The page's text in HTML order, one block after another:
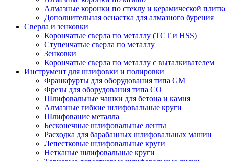
Алмазные коронки по стеклу и керамической
Дополнительная оснастка для алмазного бурения
Сверла и зенковки
Корончатые сверла по металлу (TCT и HSS)
Ступенчатые сверла по металлу
Зенковки
Корончатые сверла по металлу c выталкивателем
Инструмент для шлифовки и полировки
Франкфурты для оборудования типа GM
Фрезы для оборудования типа СО
Шлифовальные чашки для бетона и камня
Алмазные гибкие шлифовальные круги
Шлифование металла
Бесконечные шлифовальные ленты
Расходка для барабанных шлифовальных машин
Лепестковые шлифовальные круги
Нетканые шлифовальные круги